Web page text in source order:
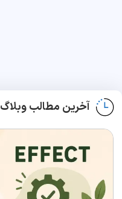
آخرین مطالب وبلاگ